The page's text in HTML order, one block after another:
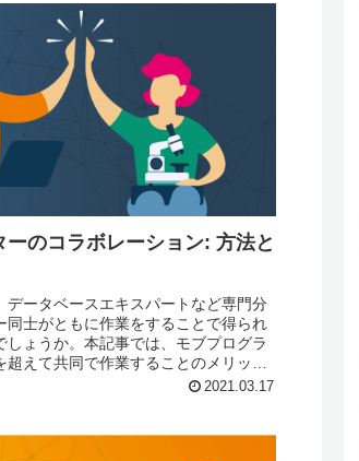
ーのコラボレーション: 方法と
データベースエキスパートなど専門分
同士がともに作業をすることで得られ
しょうか。本記事では、モブプログラ
超えて共同で作業することのメリット
2021.03.17